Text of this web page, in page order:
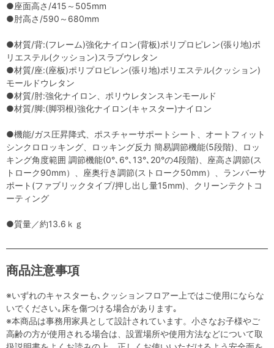
●座面高さ/415～505mm
●肘高さ/590～680mm
●材質/背:(フレーム)強化ナイロン(背板)ポリプロピレン(張り地)ポ
リエステル(クッション)スラブウレタン
●材質/座:(座板)ポリプロピレン(張り地)ポリエステル(クッション)
モールドウレタン
●材質/肘:強化ナイロン、ポリウレタンスキンモールド
●材質/脚:(脚羽根)強化ナイロン(キャスター)ナイロン
●機能/ガス圧昇降式、ポスチャーサポートシート、オートフィット
シンクロロッキング、ロッキング反力 簡易調節機能(5段階)、ロッ
キング角度範囲 調節機能(0°､6°､13°､20°の4段階)、座高さ調節(ス
トローク90mm）、座奥行き調節(ストローク50mm）、ランバーサ
ポート(ファブリックタイプ/押し出し量15mm)、クリーンテクトコ
ーティング
●質量／約13.6ｋｇ
商品注意事項
※いずれのキャスターも､クッションフロアー上ではご使用にならな
いでください｡床を傷つける場合があります｡
※本商品は事務用家具として設計されています。小さなお子様やご
高齢の方が使用される場合は、設置場所や使用方法などについて取